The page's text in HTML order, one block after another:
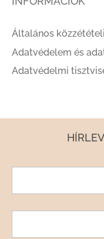
Általános
Adatvédelem és
Adatvédelmi